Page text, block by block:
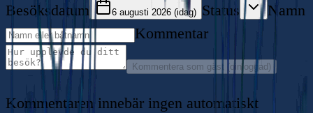
Besöksdatum
6 augusti 2026 (idag) Status
Namn
Kommentar
Kommentera som gäst (oinloggad)
Kommentaren innebär ingen automatiskt